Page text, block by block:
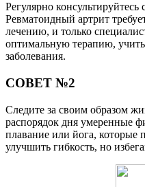
Регулярно
Ревматоидный артрит
лечению, и только
оптимальную терапию,
заболевания.
СОВЕТ №2
Следите за своим образом
распорядок дня умеренные
плавание или йога, которые
улучшить гибкость, но